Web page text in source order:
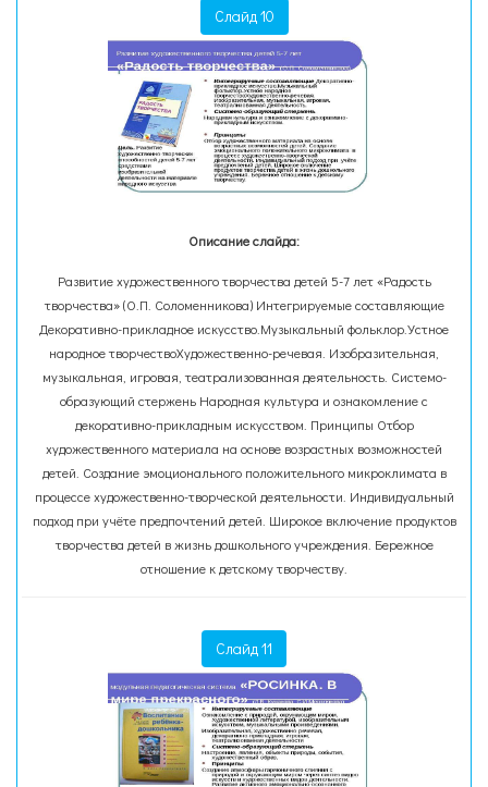
Слайд 10
Описание слайда:
Развитие художественного творчества детей 5-7 лет «Радость
творчества» (О.П. Соломенникова) Интегрируемые составляющие
Декоративно-прикладное искусство.Музыкальный фольклор.Устное
народное творчествоХудожественно-речевая. Изобразительная,
музыкальная, игровая, театрализованная деятельность. Системо-
образующий стержень Народная культура и ознакомление с
декоративно-прикладным искусством. Принципы Отбор
художественного материала на основе возрастных возможностей
детей. Создание эмоционального положительного микроклимата в
процессе художественно-творческой деятельности. Индивидуальный
подход при учёте предпочтений детей. Широкое включение продуктов
творчества детей в жизнь дошкольного учреждения. Бережное
отношение к детскому творчеству.
Слайд 11